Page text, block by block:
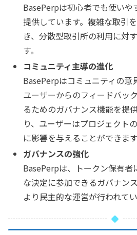
BasePerpは初心者でも使いや
提供しています。複雑な取引
き、分散型取引所の利用に対
す。
コミュニティ主導の進化
BasePerpはコミュニティの意
ユーザーからのフィードバッ
るためのガバナンス機能を提
り、ユーザーはプロジェクト
に影響を与えることができます
ガバナンスの強化
BasePerpは、トークン保有
な決定に参加できるガバナン
より民主的な運営が行われてい